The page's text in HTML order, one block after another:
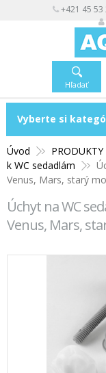
+421 45 53
Hľadať
Vyberte si
Úvod PRODUKTY
k WC sedadlám
Venus, Mars, starý
Úchyt na WC
Venus, Mars,
Vyberte si